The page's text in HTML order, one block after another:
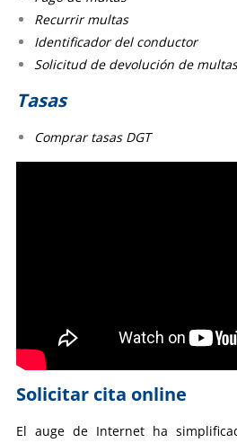
Recurrir multas
Identificador del conductor
Solicitud de devolución de multas
Tasas
Comprar tasas DGT
Solicitar cita online
El auge de Internet ha